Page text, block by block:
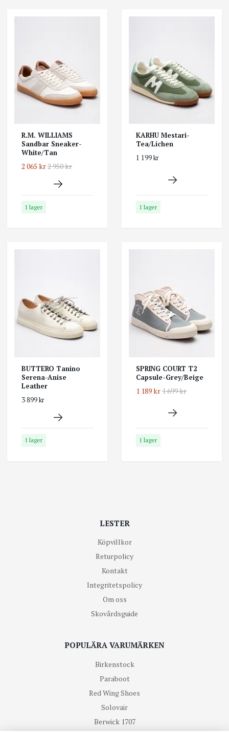
R.M. WILLIAMS
Sandbar Sneaker-
White/Tan
2 065 kr2 950 kr
I lager
KARHU Mestari-
Tea/Lichen
1 199 kr
I lager
BUTTERO Tanino
Serena-Anise
Leather
3 899 kr
I lager
SPRING COURT T2
Capsule-Grey/Beige
1 189 kr1 699 kr
I lager
LESTER
Köpvillkor
Returpolicy
Kontakt
Integritetspolicy
Om oss
Skovårdsguide
POPULÄRA VARUMÄRKEN
Birkenstock
Paraboot
Red Wing Shoes
Solovair
Berwick 1707